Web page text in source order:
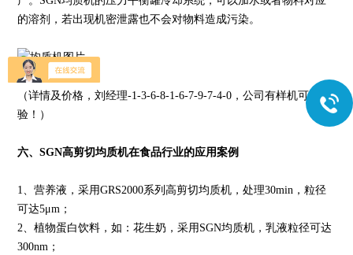
的溶剂，若出现机密泄露也不会对物料造成污染。
（详情及价格，刘经理-1-3-6-8-1-6-7-9-7-4-0，公司有样机可实
验！）
六、SGN高剪切均质机在食品行业的应用案例
1、营养液，采用GRS2000系列高剪切均质机，处理30min，粒径
可达5μm；
2、植物蛋白饮料，如：花生奶，采用SGN均质机，乳液粒径可达
300nm；